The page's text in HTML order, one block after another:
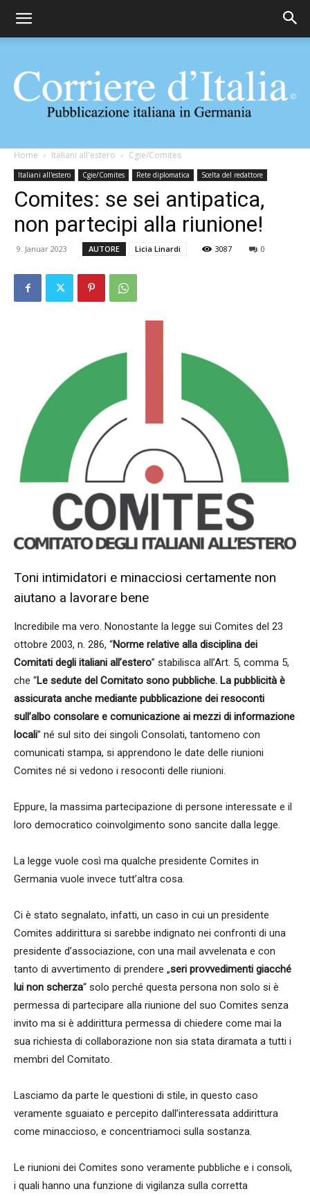
Corriere
d'Italia
Home Italiani all'estero Cgie/Comites
Italiani all'estero Cgie/Comites Rete diplomatica Scelta del redattore
Comites: se sei antipatica,
non partecipi alla riunione!
9. Januar 2023 AUTORE Licia Linardi 3087 0
Toni intimidatori e minacciosi certamente non
aiutano a lavorare bene
Incredibile ma vero. Nonostante la legge sui Comites del 23
ottobre 2003, n. 286, “Norme relative alla disciplina dei
Comitati degli italiani all’estero” stabilisca all’Art. 5, comma 5,
che “Le sedute del Comitato sono pubbliche. La pubblicità è
assicurata anche mediante pubblicazione dei resoconti
sull’albo consolare e comunicazione ai mezzi di informazione
locali” né sul sito dei singoli Consolati, tantomeno con
comunicati stampa, si apprendono le date delle riunioni
Comites né si vedono i resoconti delle riunioni.
Eppure, la massima partecipazione di persone interessate e il
loro democratico coinvolgimento sono sancite dalla legge.
La legge vuole così ma qualche presidente Comites in
Germania vuole invece tutt’altra cosa.
Ci è stato segnalato, infatti, un caso in cui un presidente
Comites addirittura si sarebbe indignato nei confronti di una
presidente d’associazione, con una mail avvelenata e con
tanto di avvertimento di prendere „seri provvedimenti giacché
lui non scherza“ solo perché questa persona non solo si è
permessa di partecipare alla riunione del suo Comites senza
invito ma si è addirittura permessa di chiedere come mai la
sua richiesta di collaborazione non sia stata diramata a tutti i
membri del Comitato.
Lasciamo da parte le questioni di stile, in questo caso
veramente sguaiato e percepito dall’interessata addirittura
come minaccioso, e concentriamoci sulla sostanza.
Le riunioni dei Comites sono veramente pubbliche e i consoli,
i quali hanno una funzione di vigilanza sulla corretta